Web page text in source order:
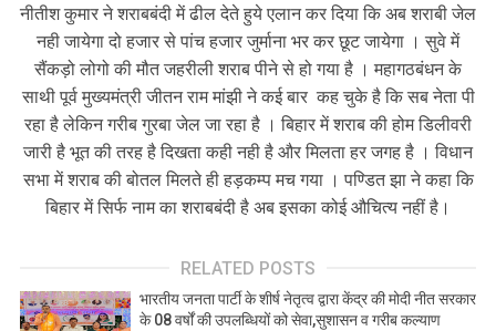
नीतीश कुमार ने शराबबंदी में ढील देते हुये एलान कर दिया कि अब शराबी जेल
नही जायेगा दो हजार से पांच हजार जुर्माना भर कर छूट जायेगा । सुवे में
सैंकड़ो लोगो की मौत जहरीली शराब पीने से हो गया है । महागठबंधन के
साथी पूर्व मुख्यमंत्री जीतन राम मांझी ने कई बार कह चुके है कि सब नेता पी
रहा है लेकिन गरीब गुरबा जेल जा रहा है । बिहार में शराब की होम डिलीवरी
जारी है भूत की तरह है दिखता कही नही है और मिलता हर जगह है । विधान
सभा में शराब की बोतल मिलते ही हड़कम्प मच गया । पण्डित झा ने कहा कि
बिहार में सिर्फ नाम का शराबबंदी है अब इसका कोई औचित्य नहीं है।
RELATED POSTS
भारतीय जनता पार्टी के शीर्ष नेतृत्व द्वारा केंद्र की मोदी नीत सरकार
के 08 वर्षों की उपलब्धियों को सेवा,सुशासन व गरीब कल्याण